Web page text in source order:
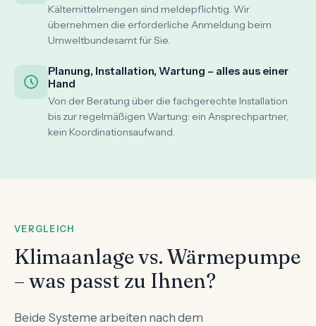
Kältemittelmengen sind meldepflichtig. Wir
übernehmen die erforderliche Anmeldung beim
Umweltbundesamt für Sie.
Planung, Installation, Wartung – alles aus einer
Hand
Von der Beratung über die fachgerechte Installation
bis zur regelmäßigen Wartung: ein Ansprechpartner,
kein Koordinationsaufwand.
VERGLEICH
Klimaanlage vs. Wärmepumpe
– was passt zu Ihnen?
Beide Systeme arbeiten nach dem